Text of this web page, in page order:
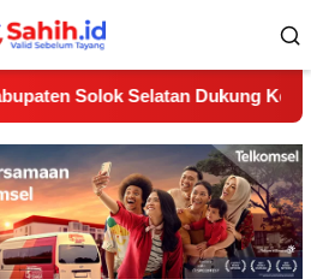
Selatan Dukung Ketahanan